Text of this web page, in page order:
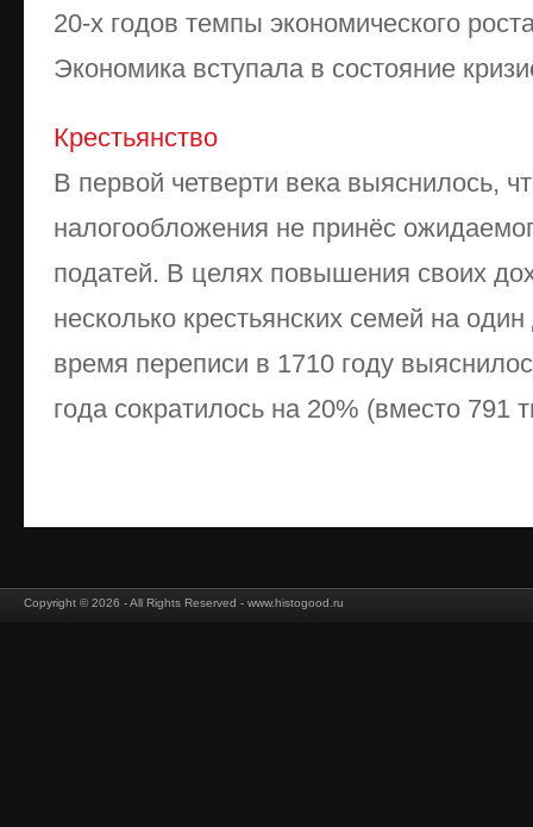
20-х годов темпы экономического
Экономика вступала в состояние
Крестьянство
В первой четверти века выяснилось,
налогообложения не принёс
податей. В целях повышения своих
несколько крестьянских семей на
время переписи в 1710 году
года сократилось на 20% (вместо 791
Copyright © 2026 - All Rights Reserved - www.histogood.ru